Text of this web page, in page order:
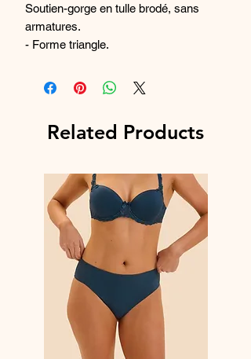
Soutien-gorge en tulle brodé, sans
armatures.
- Forme triangle.
- Bonnets avec motifs brodés.
- Sans armatures, sans coques.
Matières certifiées Oeko-Tex®.
Composition : 80% polyester, 17%
polyamide et 3% elasthanne
Related Products